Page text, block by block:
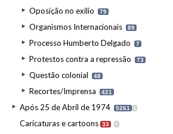
Oposição no exílio 79
Organismos Internacionais 89
Processo Humberto Delgado 7
Protestos contra a repressão 73
Questão colonial 48
Recortes/Imprensa 421
Após 25 de Abril de 1974 5261 I
Caricaturas e cartoons 33 I